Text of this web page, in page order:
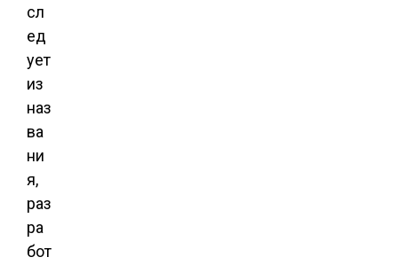
сл
ед
ует
из
наз
ва
ни
я,
раз
ра
бот